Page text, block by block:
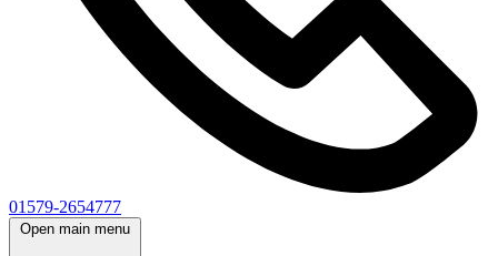
01579-2654777
Open main menu